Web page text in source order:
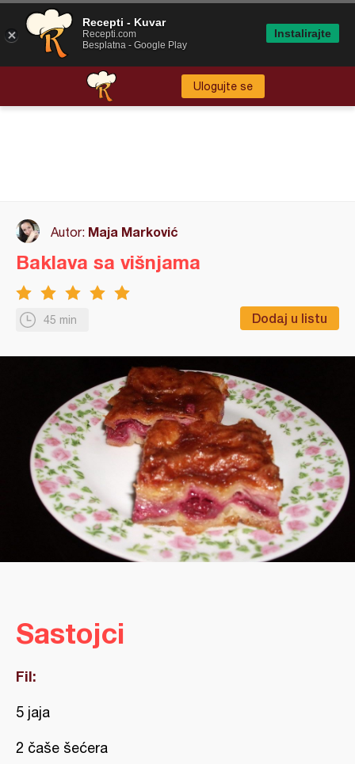
Ulogujte se
Autor: Maja Marković
45 min Dodaj u listu
Baklava sa višnjama
Sastojci
Fil:
5 jaja
2 čaše šećera
Recepti - Kuvar
Recepti.com
Besplatna - Google Play
Instalirajte